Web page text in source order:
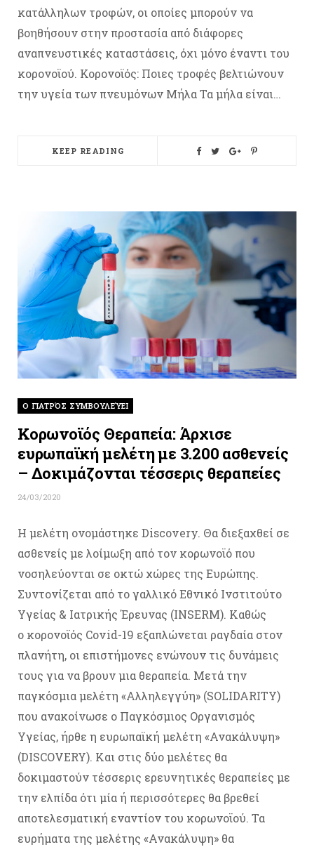
κατάλληλων τροφών, οι οποίες μπορούν να
βοηθήσουν στην προστασία από διάφορες
αναπνευστικές καταστάσεις, όχι μόνο έναντι του
κορονοϊού. Κορονοϊός: Ποιες τροφές βελτιώνουν
την υγεία των πνευμόνων Μήλα Τα μήλα είναι…
KEEP READING
O ΓΙΑΤΡΌΣ ΣΥΜΒΟΥΛΕΎΕΙ
Κορωνοϊός Θεραπεία: Άρχισε
ευρωπαϊκή μελέτη με 3.200 ασθενείς
– Δοκιμάζονται τέσσερις θεραπείες
24/03/2020
Η μελέτη ονομάστηκε Discovery. Θα διεξαχθεί σε
ασθενείς με λοίμωξη από τον κορωνοϊό που
νοσηλεύονται σε οκτώ χώρες της Ευρώπης.
Συντονίζεται από το γαλλικό Εθνικό Ινστιτούτο
Υγείας & Ιατρικής Έρευνας (INSERM). Καθώς
ο κορονοϊός Covid-19 εξαπλώνεται ραγδαία στον
πλανήτη, οι επιστήμονες ενώνουν τις δυνάμεις
τους για να βρουν μια θεραπεία. Μετά την
παγκόσμια μελέτη «Αλληλεγγύη» (SOLIDARITY)
που ανακοίνωσε ο Παγκόσμιος Οργανισμός
Υγείας, ήρθε η ευρωπαϊκή μελέτη «Ανακάλυψη»
(DISCOVERY). Και στις δύο μελέτες θα
δοκιμαστούν τέσσερις ερευνητικές θεραπείες με
την ελπίδα ότι μία ή περισσότερες θα βρεθεί
αποτελεσματική εναντίον του κορωνοϊού. Τα
ευρήματα της μελέτης «Ανακάλυψη» θα